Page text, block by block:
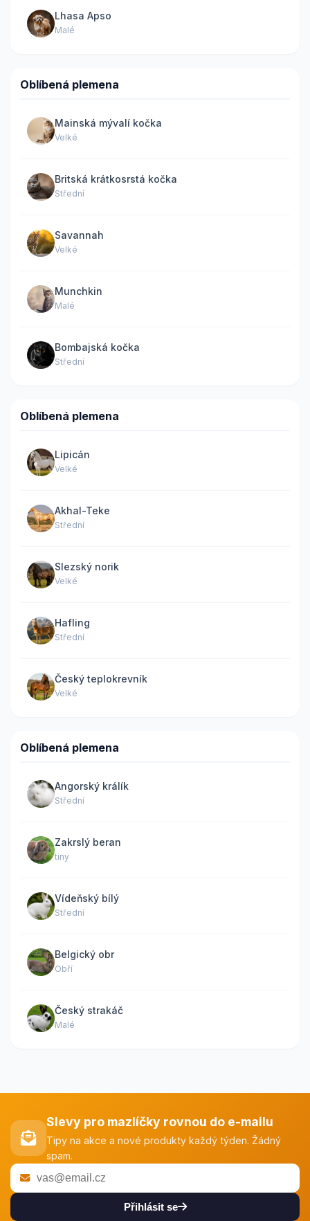
Lhasa Apso
Malé
Oblíbená plemena
Mainská mývalí kočka
Velké
Britská krátkosrstá kočka
Střední
Savannah
Velké
Munchkin
Malé
Bombajská kočka
Střední
Oblíbená plemena
Lipicán
Velké
Akhal-Teke
Střední
Slezský norik
Velké
Hafling
Střední
Český teplokrevník
Velké
Oblíbená plemena
Angorský králík
Střední
Zakrslý beran
tiny
Vídeňský bílý
Střední
Belgický obr
Obří
Český strakáč
Malé
Slevy pro mazlíčky rovnou do e-mailu
Tipy na akce a nové produkty každý týden. Žádný
spam.
Přihlásit se